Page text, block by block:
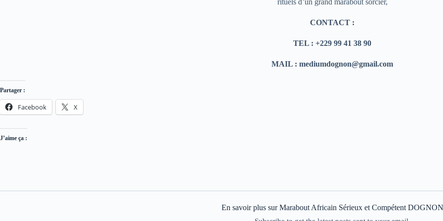
rituels d’un grand marabout sorcier,
CONTACT :
TEL : +229 99 41 38 90
MAIL : mediumdognon@gmail.com
Partager :
Facebook X
J’aime ça :
En savoir plus sur Marabout Africain Sérieux et Compétent DOGNON